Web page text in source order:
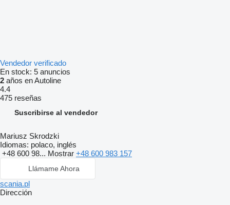
Vendedor verificado
En stock: 5 anuncios
2 años en Autoline
4.4
475 reseñas
Suscribirse al vendedor
Mariusz Skrodzki
Idiomas: polaco, inglés
+48 600 98... Mostrar +48 600 983 157
Llámame Ahora
scania.pl
Dirección